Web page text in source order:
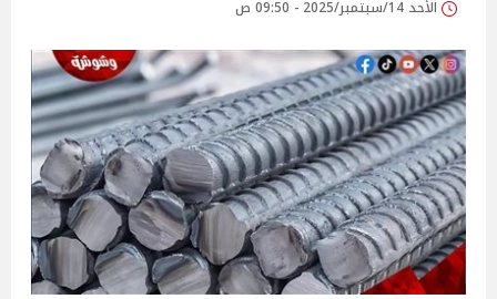
الأحد 14/سبتمبر/2025 - 09:50 ص